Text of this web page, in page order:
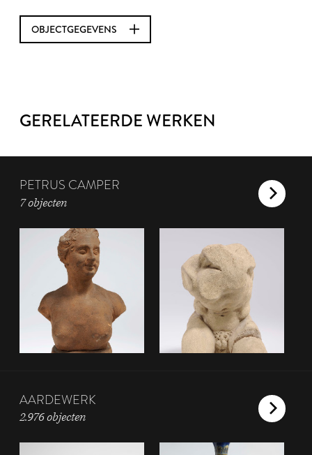
OBJECTGEGEVENS
GERELATEERDE WERKEN
PETRUS CAMPER
7 objecten
AARDEWERK
2.976 objecten